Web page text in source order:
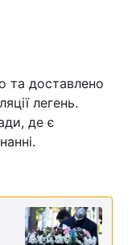
та доставлено
легень.
де є